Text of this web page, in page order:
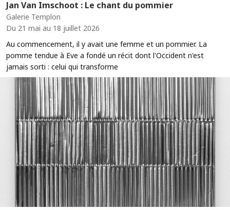
Jan Van Imschoot : Le chant du pommier
Galerie Templon
Du 21 mai au 18 juillet 2026
Au commencement, il y avait une femme et un pommier. La
pomme tendue à Eve a fondé un récit dont l'Occident n'est
jamais sorti : celui qui transforme